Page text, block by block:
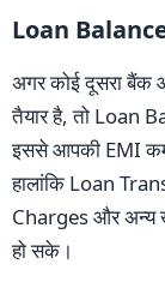
Loan
अगर कोई दूसरा बैंक
तैयार है, तो Loan
इससे आपकी EMI
हालांकि Loan
Charges और अन्य
हो सके।